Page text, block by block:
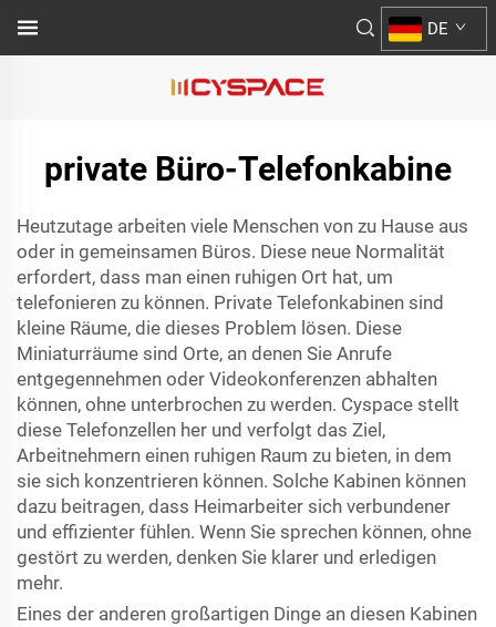
DE
private Büro-Telefonkabine
Heutzutage arbeiten viele Menschen von zu Hause aus
oder in gemeinsamen Büros. Diese neue Normalität
erfordert, dass man einen ruhigen Ort hat, um
telefonieren zu können. Private Telefonkabinen sind
kleine Räume, die dieses Problem lösen. Diese
Miniaturräume sind Orte, an denen Sie Anrufe
entgegennehmen oder Videokonferenzen abhalten
können, ohne unterbrochen zu werden. Cyspace stellt
diese Telefonzellen her und verfolgt das Ziel,
Arbeitnehmern einen ruhigen Raum zu bieten, in dem
sie sich konzentrieren können. Solche Kabinen können
dazu beitragen, dass Heimarbeiter sich verbundener
und effizienter fühlen. Wenn Sie sprechen können, ohne
gestört zu werden, denken Sie klarer und erledigen
mehr.
Eines der anderen großartigen Dinge an diesen Kabinen